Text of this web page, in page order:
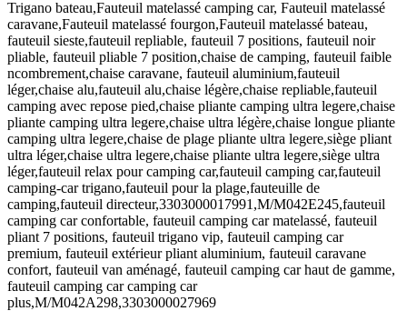
Trigano bateau,Fauteuil matelassé camping car, Fauteuil matelassé
caravane,Fauteuil matelassé fourgon,Fauteuil matelassé bateau,
fauteuil sieste,fauteuil repliable, fauteuil 7 positions, fauteuil noir
pliable, fauteuil pliable 7 position,chaise de camping, fauteuil faible
ncombrement,chaise caravane, fauteuil aluminium,fauteuil
léger,chaise alu,fauteuil alu,chaise légère,chaise repliable,fauteuil
camping avec repose pied,chaise pliante camping ultra legere,chaise
pliante camping ultra legere,chaise ultra légère,chaise longue pliante
camping ultra legere,chaise de plage pliante ultra legere,siège pliant
ultra léger,chaise ultra legere,chaise pliante ultra legere,siège ultra
léger,fauteuil relax pour camping car,fauteuil camping car,fauteuil
camping-car trigano,fauteuil pour la plage,fauteuille de
camping,fauteuil directeur,3303000017991,M/M042E245,fauteuil
camping car confortable, fauteuil camping car matelassé, fauteuil
pliant 7 positions, fauteuil trigano vip, fauteuil camping car
premium, fauteuil extérieur pliant aluminium, fauteuil caravane
confort, fauteuil van aménagé, fauteuil camping car haut de gamme,
fauteuil camping car camping car
plus,M/M042A298,3303000027969